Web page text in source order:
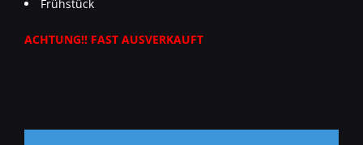
Frühstück
ACHTUNG!! FAST AUSVERKAUFT